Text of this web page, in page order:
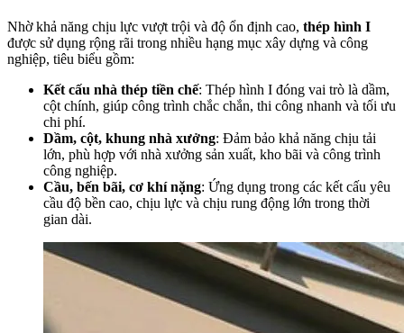
Nhờ khả năng chịu lực vượt trội và độ ổn định cao, thép hình I
được sử dụng rộng rãi trong nhiều hạng mục xây dựng và công
nghiệp, tiêu biểu gồm:
Kết cấu nhà thép tiền chế: Thép hình I đóng vai trò là dầm,
cột chính, giúp công trình chắc chắn, thi công nhanh và tối ưu
chi phí.
Dầm, cột, khung nhà xưởng: Đảm bảo khả năng chịu tải
lớn, phù hợp với nhà xưởng sản xuất, kho bãi và công trình
công nghiệp.
Cầu, bến bãi, cơ khí nặng: Ứng dụng trong các kết cấu yêu
cầu độ bền cao, chịu lực và chịu rung động lớn trong thời
gian dài.